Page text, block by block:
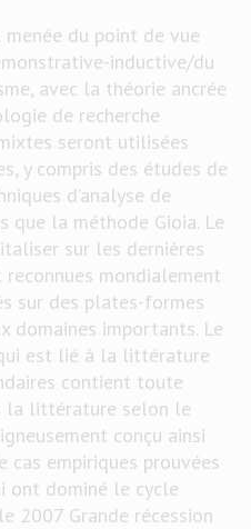
du point de vue
inductive/du
avec la théorie ancrée
de recherche
seront utilisées
y compris des études de
d’analyse de
que la méthode Gioia. Le
sur les dernières
mondialement
sur des plates-formes
domaines importants. Le
est lié à la littérature
contient toute
la littérature selon le
conçu ainsi
cas empiriques prouvées
ont dominé le cycle
2007 Grande récession